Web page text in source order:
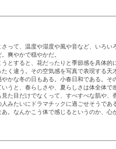
って、温度や湿度や風や音など、いろい
爽やかで穏やかだ。
とすると、花だったりと季節感を具体的
く違う。その空気感を写真で表現する天
やかな冬の日もある。小春日和である。そ
うと、春らしさや、夏らしさは体全体
た目だけでなくって、すべすべな肌や
みたいにドラマチックに過ごせそうである
。なんかこう体で感じるというのか、